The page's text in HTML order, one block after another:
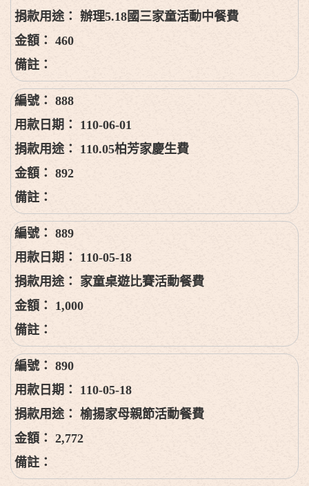
辦理5.18國三家童活動中餐費
460
888
110-06-01
110.05柏芳家慶生費
892
889
110-05-18
家童桌遊比賽活動餐費
1,000
890
110-05-18
榆揚家母親節活動餐費
2,772